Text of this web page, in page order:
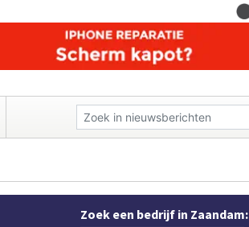
Zoek een bedrijf in Zaandam: